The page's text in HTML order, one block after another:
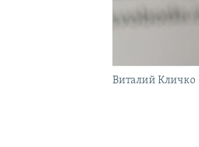
Виталий Кличко